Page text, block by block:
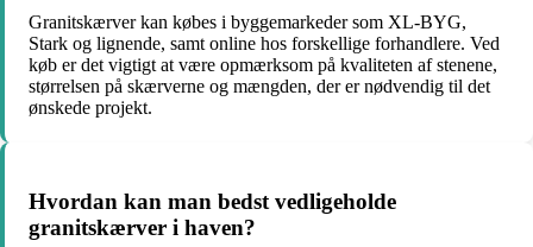
Granitskærver kan købes i byggemarkeder som XL-BYG,
Stark og lignende, samt online hos forskellige forhandlere. Ved
køb er det vigtigt at være opmærksom på kvaliteten af stenene,
størrelsen på skærverne og mængden, der er nødvendig til det
ønskede projekt.
Hvordan kan man bedst vedligeholde
granitskærver i haven?